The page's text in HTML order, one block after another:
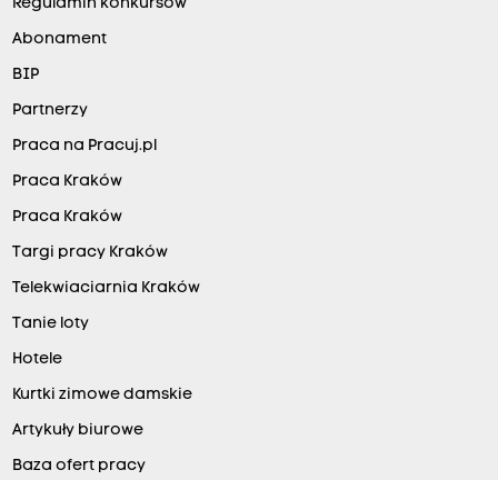
Regulamin konkursów
Abonament
BIP
Partnerzy
Praca na Pracuj.pl
Praca Kraków
Praca Kraków
Targi pracy Kraków
Telekwiaciarnia Kraków
Tanie loty
Hotele
Kurtki zimowe damskie
Artykuły biurowe
Baza ofert pracy